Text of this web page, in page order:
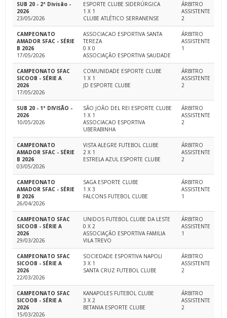
SUB 20 - 2ª Divisão -
2026
23/05/2026
ESPORTE CLUBE SIDERÚRGICA
1 X 1
CLUBE ATLÉTICO SERRANENSE
ÁRBITRO
ASSISTENTE
2
CAMPEONATO
AMADOR SFAC - SÉRIE
B 2026
17/05/2026
ASSOCIACAO ESPORTIVA SANTA
TEREZA
0 X 0
ASSOCIAÇÃO ESPORTIVA SAUDADE
ÁRBITRO
ASSISTENTE
1
CAMPEONATO SFAC
SICOOB - SÉRIE A
2026
17/05/2026
COMUNIDADE ESPORTE CLUBE
1 X 1
JD ESPORTE CLUBE
ÁRBITRO
ASSISTENTE
2
SUB 20 - 1ª DIVISÃO -
2026
10/05/2026
SÃO JOÃO DEL REI ESPORTE CLUBE
1 X 1
ASSOCIACAO ESPORTIVA
UBERABINHA
ÁRBITRO
ASSISTENTE
2
CAMPEONATO
AMADOR SFAC - SÉRIE
B 2026
03/05/2026
VISTA ALEGRE FUTEBOL CLUBE
2 X 1
ESTRELA AZUL ESPORTE CLUBE
ÁRBITRO
ASSISTENTE
2
CAMPEONATO
AMADOR SFAC - SÉRIE
B 2026
26/04/2026
SAGA ESPORTE CLUBE
1 X 3
FALCONS FUTEBOL CLUBE
ÁRBITRO
ASSISTENTE
1
CAMPEONATO SFAC
SICOOB - SÉRIE A
2026
29/03/2026
UNIDOS FUTEBOL CLUBE DA LESTE
0 X 2
ASSOCIAÇÃO ESPORTIVA FAMILIA
VILA TREVO
ÁRBITRO
ASSISTENTE
1
CAMPEONATO SFAC
SICOOB - SÉRIE A
2026
22/03/2026
SOCIEDADE ESPORTIVA NAPOLI
3 X 1
SANTA CRUZ FUTEBOL CLUBE
ÁRBITRO
ASSISTENTE
2
CAMPEONATO SFAC
SICOOB - SÉRIE A
2026
15/03/2026
KANAPOLES FUTEBOL CLUBE
3 X 2
BETANIA ESPORTE CLUBE
ÁRBITRO
ASSISTENTE
2